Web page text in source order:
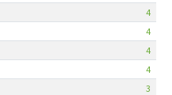
4
4
4
4
3